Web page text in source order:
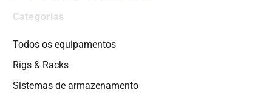
Categorias
Todos os equipamentos
Rigs & Racks
Sistemas de armazenamento